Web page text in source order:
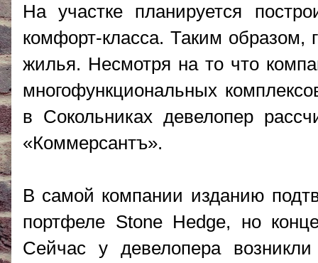
На участке планируется
комфорт-класса. Таким образом,
жилья. Несмотря на то что
многофункциональных
в Сокольниках девелопер
«Коммерсантъ».
В самой компании изданию
портфеле Stone Hedge, но
Сейчас у девелопера